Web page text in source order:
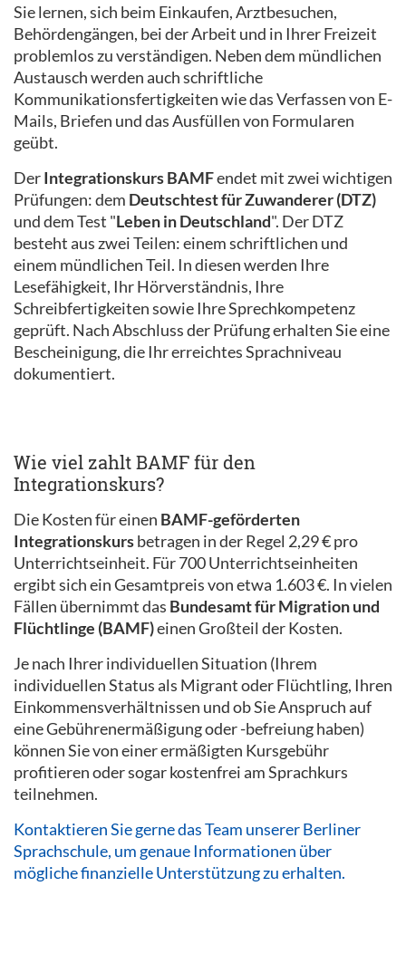
Sie lernen, sich beim Einkaufen, Arztbesuchen,
Behördengängen, bei der Arbeit und in Ihrer Freizeit
problemlos zu verständigen. Neben dem mündlichen
Austausch werden auch schriftliche
Kommunikationsfertigkeiten wie das Verfassen von E-
Mails, Briefen und das Ausfüllen von Formularen
geübt.
DerIntegrationskurs BAMFendet mit zwei wichtigen
Prüfungen: dem Deutschtest für Zuwanderer (DTZ)
und dem Test "Leben in Deutschland". Der DTZ
besteht aus zwei Teilen: einem schriftlichen und
einem mündlichen Teil. In diesen werden Ihre
Lesefähigkeit, Ihr Hörverständnis, Ihre
Schreibfertigkeiten sowie Ihre Sprechkompetenz
geprüft. Nach Abschluss der Prüfung erhalten Sie eine
Bescheinigung, die Ihr erreichtes Sprachniveau
dokumentiert.
Wie viel zahlt BAMF für den
Integrationskurs?
Die Kosten für einen BAMF-geförderten
Integrationskursbetragen in der Regel 2,29 € pro
Unterrichtseinheit. Für 700 Unterrichtseinheiten
ergibt sich ein Gesamtpreis von etwa 1.603 €. In vielen
Fällen übernimmt das Bundesamt für Migration und
Flüchtlinge (BAMF)einen Großteil der Kosten.
Je nach Ihrer individuellen Situation (Ihrem
individuellen Status als Migrant oder Flüchtling, Ihren
Einkommensverhältnissen und ob Sie Anspruch auf
eine Gebührenermäßigung oder -befreiung haben)
können Sie von einer ermäßigten Kursgebühr
profitieren oder sogar kostenfrei am Sprachkurs
teilnehmen.
Kontaktieren Sie gerne das Team unserer Berliner
Sprachschule, um genaue Informationen über
mögliche finanzielle Unterstützung zu erhalten.